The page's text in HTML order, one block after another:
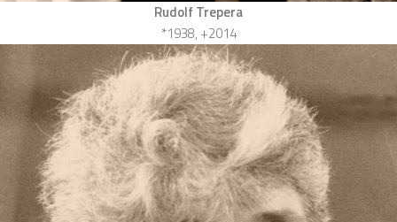
Rudolf Trepera
*1938, +2014